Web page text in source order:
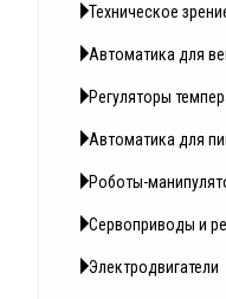
Техническое
Автоматика для
Регуляторы
Автоматика для
Роботы-
Сервоприводы и
Электродвигатели